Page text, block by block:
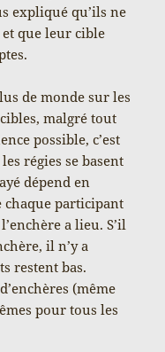
expliqué qu’ils ne
et que leur cible
de monde sur les
malgré tout
possible, c’est
régies se basent
dépend en
chaque participant
a lieu. S’il
il n’y a
restent bas.
(même
pour tous les